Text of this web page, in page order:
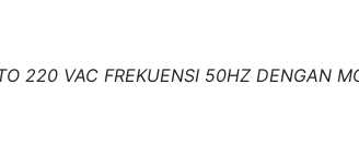
220 VAC FREKUENSI 50HZ DENGAN